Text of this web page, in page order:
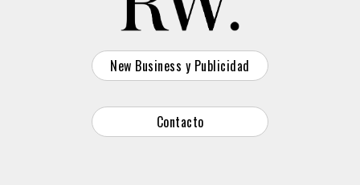
New Business y Publicidad
Contacto